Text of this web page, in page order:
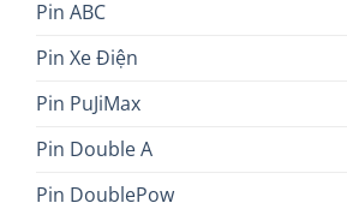
Pin ABC
Pin Xe Điện
Pin PuJiMax
Pin Double A
Pin DoublePow